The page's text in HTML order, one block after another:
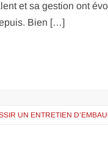
et sa gestion ont
Bien […]
UN ENTRETIEN